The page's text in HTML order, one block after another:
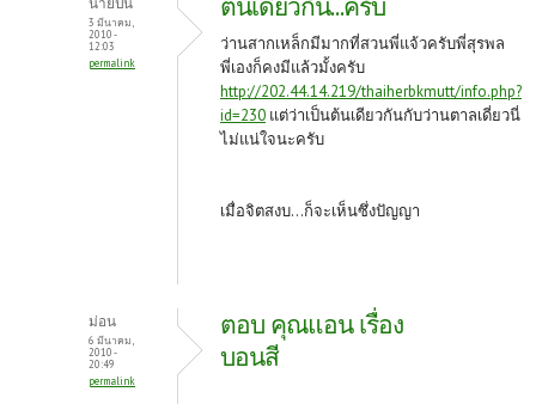
3 มีนาคม,
2010 -
12:03
permalink
ต้นเดียวกัน...ครับ
ว่านสากเหล็กมีมากที่สวนพี่แจ้วครับพี่สุรพล
พี่เองก็คงมีแล้วมั้งครับ
http://202.44.14.219/thaiherbkmutt/info.php?
id=230 แต่ว่าเป็นต้นเดียวกันกับว่านตาลเดี่ยวนี่
ไม่แน่ใจนะครับ
เมื่อจิตสงบ...ก็จะเห็นซึ่งปัญญา
ม่อน
6 มีนาคม,
2010 -
20:49
permalink
ตอบ คุณแอน เรื่อง
บอนสี